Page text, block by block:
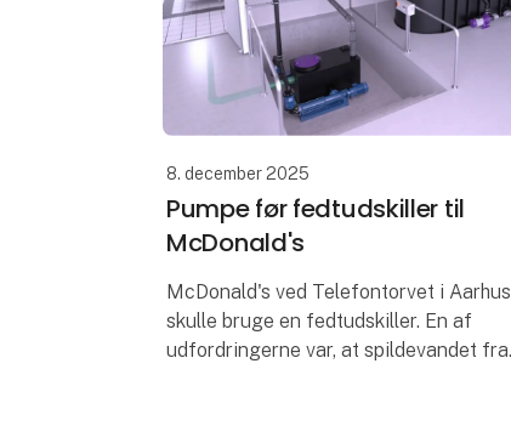
8. december 2025
Pumpe før fedtudskiller til
McDonald's
McDonald's ved Telefontorvet i Aarhus
skulle bruge en fedtudskiller. En af
udfordringerne var, at spildevandet fra